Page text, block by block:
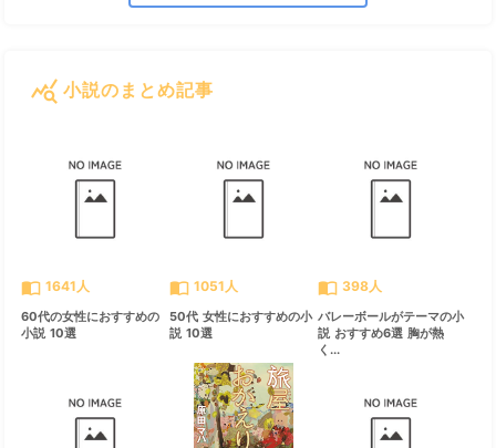
query_stats 小説のまとめ記事
import_contacts 1641人
60代の女性におすすめの
小説 10選
import_contacts 1051人
50代 女性におすすめの小
説 10選
import_contacts 398人
バレーボールがテーマの小
説 おすすめ6選 胸が熱
く...